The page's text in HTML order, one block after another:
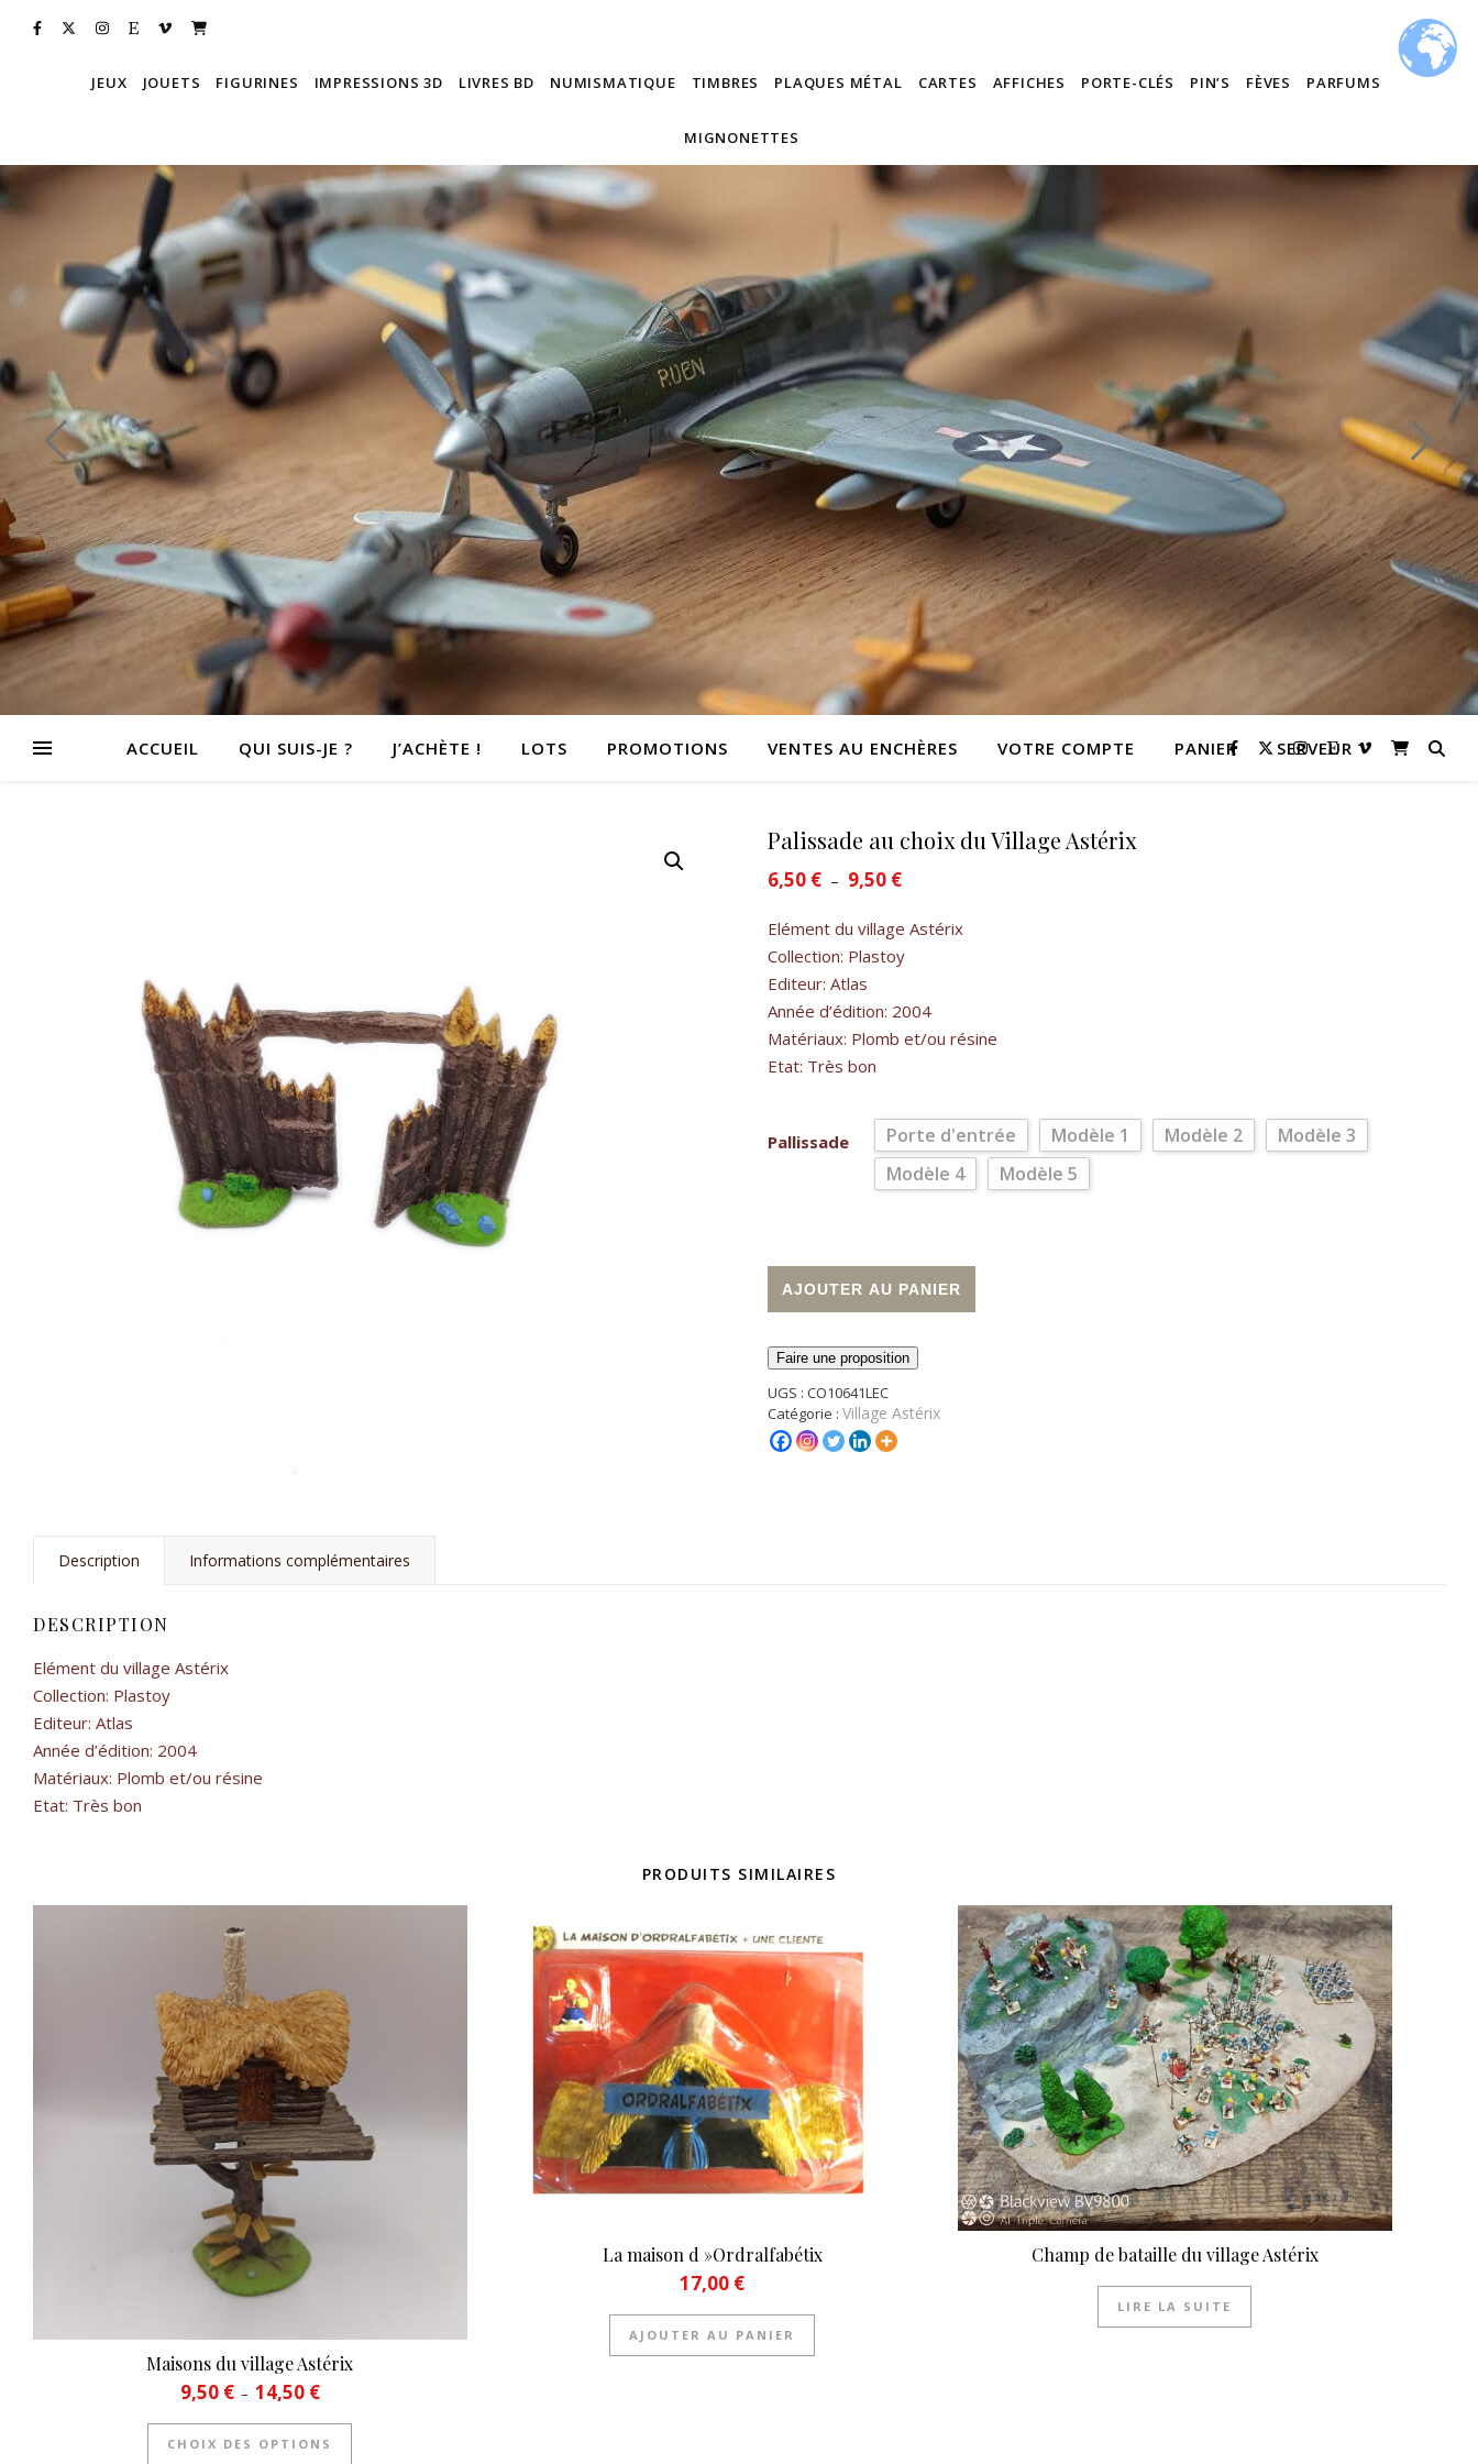
JEUX JOUETS FIGURINES IMPRESSIONS 3D LIVRES BD NUMISMATIQUE TIMBRES PLAQUES MÉTAL CARTES AFFICHES PORTE-CLÉS PIN’S FÈVES PARFUMS
MIGNONETTES
ACCUEIL QUI SUIS-JE ? J’ACHÈTE ! LOTS PROMOTIONS VENTES AU ENCHÈRES VOTRE COMPTE PANIER SERVEUR
Palissade au choix du Village Astérix
6,50 € – 9,50 €Plage de prix : 6,50 € à 9,50 €
Elément du village Astérix
Collection: Plastoy
Editeur: Atlas
Année d’édition: 2004
Matériaux: Plomb et/ou résine
Etat: Très bon
Pallissade Porte d'entrée Modèle 1 Modèle 2
Modèle 3
Modèle 4
Modèle 5
AJOUTER AU PANIER
Faire une proposition
UGS : CO10641LEC
Catégorie : Village Astérix
Description Informations complémentaires
DESCRIPTION
Elément du village Astérix
Collection: Plastoy
Editeur: Atlas
Année d’édition: 2004
Matériaux: Plomb et/ou résine
Etat: Très bon
PRODUITS SIMILAIRES
Maisons du village Astérix
9,50 € – 14,50 €Plage de prix : 9,50 € à 14,50 €
CHOIX DES OPTIONS
La maison d »Ordralfabétix
17,00 €
AJOUTER AU PANIER
Champ de bataille du village Astérix
LIRE LA SUITE